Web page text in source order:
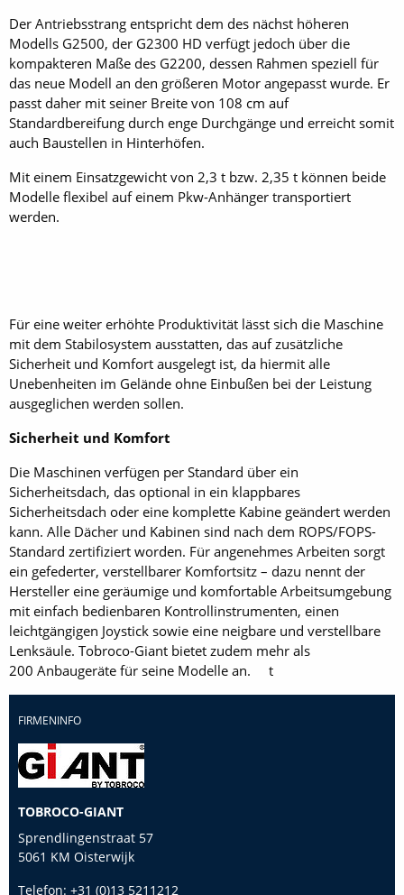
Der Antriebsstrang entspricht dem des nächst höheren
Modells G2500, der G2300 HD verfügt jedoch über die
kompakteren Maße des G2200, dessen Rahmen speziell für
das neue Modell an den größeren Motor angepasst wurde. Er
passt daher mit seiner Breite von 108 cm auf
Standardbereifung durch enge Durchgänge und erreicht somit
auch Baustellen in Hinterhöfen.
Mit einem Einsatzgewicht von 2,3 t bzw. 2,35 t können beide
Modelle flexibel auf einem Pkw-Anhänger transportiert
werden.
Für eine weiter erhöhte Produktivität lässt sich die Maschine
mit dem Stabilo­system ausstatten, das auf zusätzliche
Sicherheit und Komfort ausgelegt ist, da hiermit alle
Unebenheiten im Gelände ohne Einbußen bei der Leistung
ausgeglichen werden sollen.
Sicherheit und Komfort
Die Maschinen verfügen per Standard über ein
Sicherheitsdach, das optional in ein klappbares
Sicherheitsdach oder eine komplette Kabine geändert werden
kann. Alle Dächer und Kabinen sind nach dem ROPS/FOPS-
Standard zertifiziert worden. Für angenehmes Arbeiten sorgt
ein gefederter, verstellbarer Komfortsitz – dazu nennt der
Hersteller eine geräumige und komfortable Arbeitsumgebung
mit einfach bedienbaren Kontrollinstrumenten, einen
leichtgängigen Joystick sowie eine neigbare und verstellbare
Lenksäule. Tobroco-Giant bietet zudem mehr als
200 Anbaugeräte für seine Modelle an. t
FIRMENINFO
TOBROCO-GIANT
Sprendlingenstraat 57
5061 KM Oisterwijk
Telefon: +31 (0)13 5211212